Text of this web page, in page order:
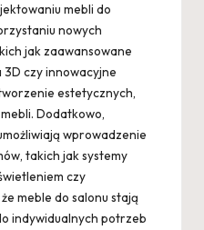
mebli do
nowych
jak zaawansowane
3D czy innowacyjne
estetycznych,
Dodatkowo,
wprowadzenie
takich jak systemy
czy
meble do salonu stają
indywidualnych potrzeb